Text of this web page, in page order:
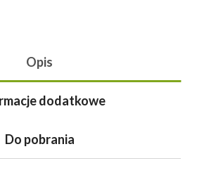
Opis
dodatkowe
Do pobrania